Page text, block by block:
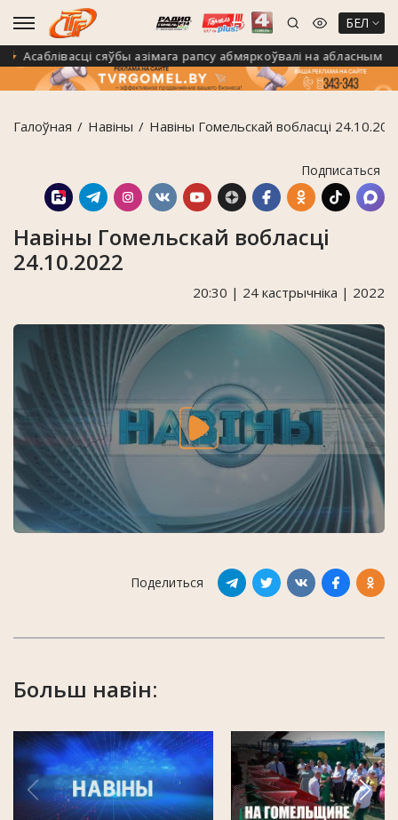
БЕЛ
Асаблівасці сяўбы азімага рапсу абмяркоўвалі на абласным
Галоўная Навiны Навіны Гомельскай вобласці
Подписаться
Навіны Гомельскай вобласці
24.10.2022
20:30 | 24 кастрычніка | 2022
Поделиться
Больш навін: